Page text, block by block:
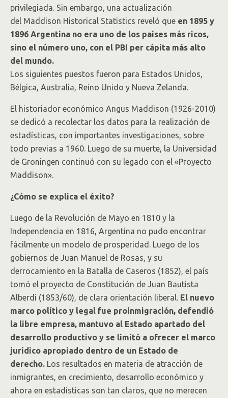
privilegiada. Sin embargo, una actualización
del Maddison Historical Statistics reveló que en 1895 y
1896 Argentina no era uno de los países más ricos,
sino el número uno, con el PBI per cápita más alto
del mundo.
Los siguientes puestos fueron para Estados Unidos,
Bélgica, Australia, Reino Unido y Nueva Zelanda.
El historiador económico Angus Maddison (1926-2010)
se dedicó a recolectar los datos para la realización de
estadísticas, con importantes investigaciones, sobre
todo previas a 1960. Luego de su muerte, la Universidad
de Groningen continuó con su legado con el «Proyecto
Maddison».
¿Cómo se explica el éxito?
Luego de la Revolución de Mayo en 1810 y la
Independencia en 1816, Argentina no pudo encontrar
fácilmente un modelo de prosperidad. Luego de los
gobiernos de Juan Manuel de Rosas, y su
derrocamiento en la Batalla de Caseros (1852), el país
tomó el proyecto de Constitución de Juan Bautista
Alberdi (1853/60), de clara orientación liberal. El nuevo
marco político y legal fue proinmigración, defendió
la libre empresa, mantuvo al Estado apartado del
desarrollo productivo y se limitó a ofrecer el marco
jurídico apropiado dentro de un Estado de
derecho. Los resultados en materia de atracción de
inmigrantes, en crecimiento, desarrollo económico y
ahora en estadísticas son tan claros, que no merecen